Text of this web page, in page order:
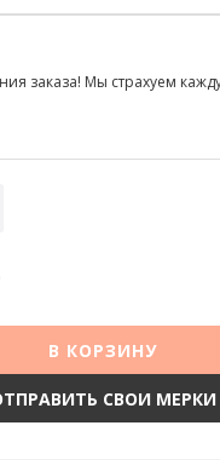
заказа! Мы страхуем
В КОРЗИНУ
СВОИ МЕРКИ